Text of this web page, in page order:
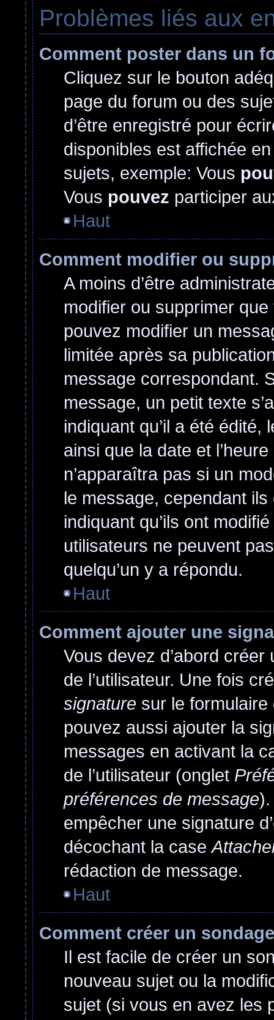
Problèmes liés aux
Comment poster dans un
Cliquez sur le bouton
page du forum ou des
d’être enregistré pour
disponibles est affichée
sujets, exemple: Vous
Vous pouvez participer
Haut
Comment modifier ou
A moins d’être
modifier ou supprimer
pouvez modifier un
limitée après sa
message correspondant.
message, un petit texte
indiquant qu’il a été édité,
ainsi que la date et
n’apparaîtra pas si un
le message, cependant
indiquant qu’ils ont
utilisateurs ne peuvent
quelqu’un y a répondu.
Haut
Comment ajouter une
Vous devez d’abord
de l’utilisateur. Une fois
signature sur le
pouvez aussi ajouter la
messages en activant la
de l’utilisateur (onglet
préférences de message).
empêcher une signature
décochant la case
rédaction de message.
Haut
Comment créer un
Il est facile de créer un
nouveau sujet ou la
sujet (si vous en avez les